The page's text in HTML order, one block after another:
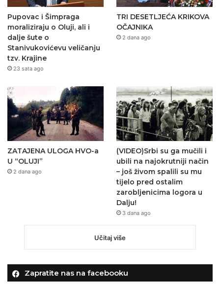
Pupovac i Šimpraga
moraliziraju o Oluji, ali i
dalje šute o
Stanivukovićevu veličanju
tzv. Krajine
23 sata ago
TRI DESETLJEĆA KRIKOVA
OČAJNIKA
2 dana ago
ZATAJENA ULOGA HVO-a
U “OLUJI”
2 dana ago
(VIDEO)Srbi su ga mučili i
ubili na najokrutniji način
– još živom spalili su mu
tijelo pred ostalim
zarobljenicima logora u
Dalju!
3 dana ago
Učitaj više
Zapratite nas na facebooku